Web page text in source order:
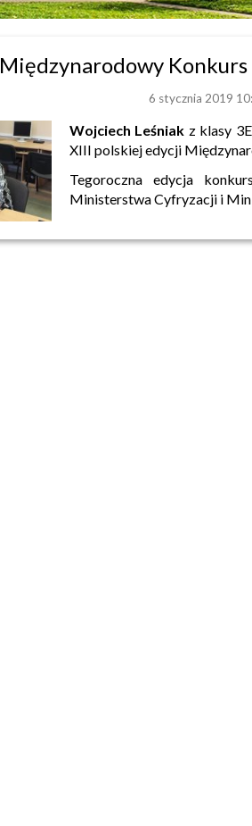
Międzynarodowy
6 stycznia 2019
Wojciech Leśniak z klasy
XIII polskiej edycji
Tegoroczna edycja
Ministerstwa Cyfryzacji i